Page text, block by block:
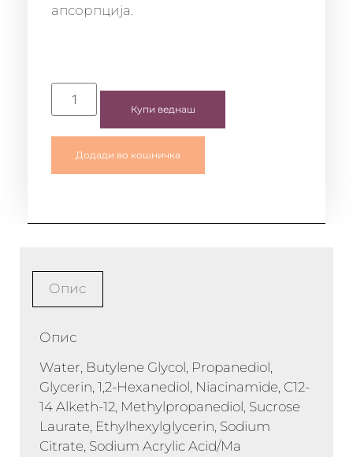
апсорпција.
Купи веднаш
Додади во кошничка
Опис
Опис
Water, Butylene Glycol, Propanediol,
Glycerin, 1,2-Hexanediol, Niacinamide, C12-
14 Alketh-12, Methylpropanediol, Sucrose
Laurate, Ethylhexylglycerin, Sodium
Citrate, Sodium Acrylic Acid/Ma